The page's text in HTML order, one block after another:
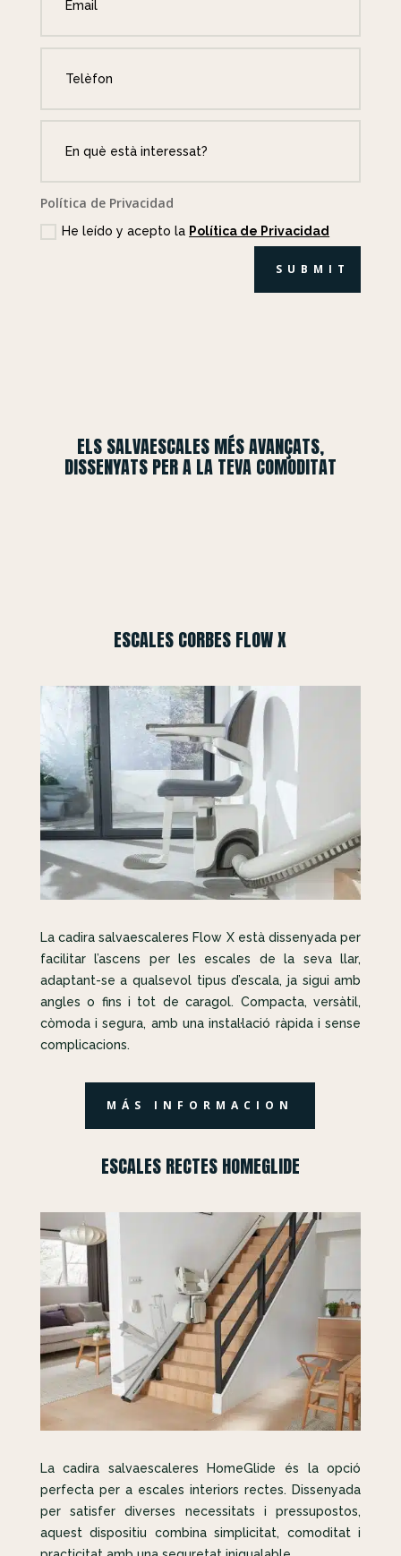
Política de Privacidad
He leído y acepto la Política de Privacidad
SUBMIT
ELS SALVAESCALES MÉS AVANÇATS,
DISSENYATS PER A LA TEVA COMODITAT
ESCALES CORBES FLOW X
La cadira salvaescaleres Flow X està dissenyada per
facilitar l’ascens per les escales de la seva llar,
adaptant-se a qualsevol tipus d’escala, ja sigui amb
angles o fins i tot de caragol. Compacta, versàtil,
còmoda i segura, amb una instal·lació ràpida i sense
complicacions.
MÁS INFORMACION
ESCALES RECTES HOMEGLIDE
La cadira salvaescaleres HomeGlide és la opció
perfecta per a escales interiors rectes. Dissenyada
per satisfer diverses necessitats i pressupostos,
aquest dispositiu combina simplicitat, comoditat i